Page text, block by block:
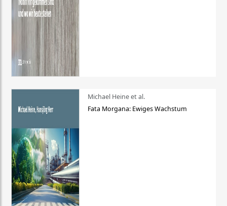
Michael Heine et al.
Fata Morgana: Ewiges Wachstum